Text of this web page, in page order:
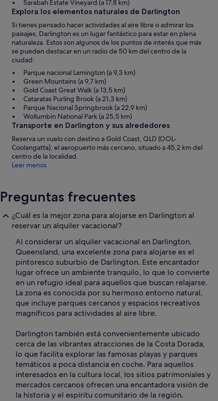
Sarabah Estate Vineyard (a 17,8 km)
Explora los elementos naturales de Darlington
Si tienes pensado hacer actividades al aire libre o admirar los
paisajes, Darlington es un lugar fantástico para estar en plena
naturaleza. Estos son algunos de los puntos de interés que más
se pueden destacar en un radio de 50 km del centro de la
ciudad:
Parque nacional Lamington (a 9,3 km)
Green Mountains (a 9,7 km)
Gold Coast Great Walk (a 13,5 km)
Cataratas Purling Brook (a 21,3 km)
Parque Nacional Springbrook (a 22,9 km)
Wollumbin National Park (a 25,5 km)
Transporte en Darlington y sus alrededores
Reserva un vuelo con destino a Gold Coast, QLD (OOL-
Coolangatta), el aeropuerto más cercano, situado a 45,2 km del
centro de la localidad.
Leer menos
Preguntas frecuentes
¿Cuál es la mejor zona para alojarse en Darlington al
reservar un alquiler vacacional?
Al considerar un alquiler vacacional en Darlington,
Queensland, una excelente zona para alojarse es el
pintoresco suburbio de Darlington. Este encantador
lugar ofrece un ambiente tranquilo, lo que lo convierte
en un refugio ideal para aquellos que buscan relajarse.
La zona es conocida por su hermoso entorno natural,
que incluye parques cercanos y espacios recreativos
magníficos para actividades al aire libre.
Darlington también está convenientemente ubicado
cerca de las vibrantes atracciones de la Costa Dorada,
lo que facilita explorar las famosas playas y parques
temáticos a poca distancia en coche. Para aquellos
interesados en la cultura local, los sitios patrimoniales y
mercados cercanos ofrecen una encantadora visión de
la historia y el espíritu comunitario de la región.